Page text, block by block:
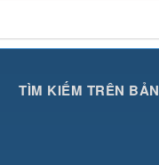
TÌM KIẾM TRÊN